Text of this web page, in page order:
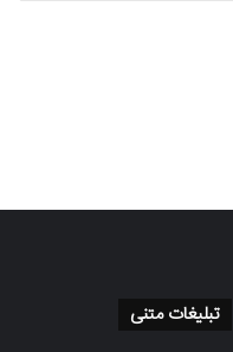
تبلیغات متنی